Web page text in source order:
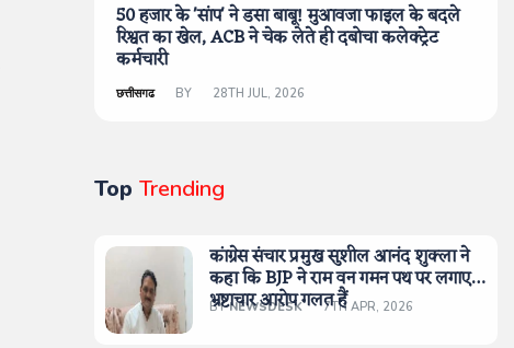
50 हजार के 'सांप' ने डसा बाबू! मुआवजा फाइल के बदले
रिश्वत का खेल, ACB ने चेक लेते ही दबोचा कलेक्ट्रेट
कर्मचारी
छत्तीसगढ BY 28TH JUL, 2026
Top Trending
कांग्रेस संचार प्रमुख सुशील आनंद शुक्ला ने
कहा कि BJP ने राम वन गमन पथ पर लगाए
भ्रष्टाचार आरोप गलत हैं
BYNEWSDESK 7TH APR, 2026